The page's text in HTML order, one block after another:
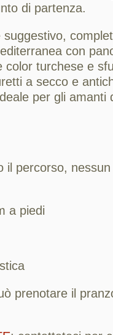
di partenza.
con
color turchese e
a secco e
per gli amanti
il percorso,
a piedi
prenotare il